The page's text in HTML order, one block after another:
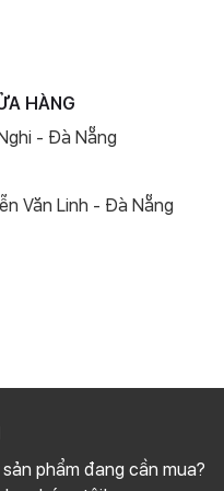
loại bỏ những góc bo
HÀNG
- Đà Nẵng
Văn Linh - Đà Nẵng
phẩm đang cần mua?